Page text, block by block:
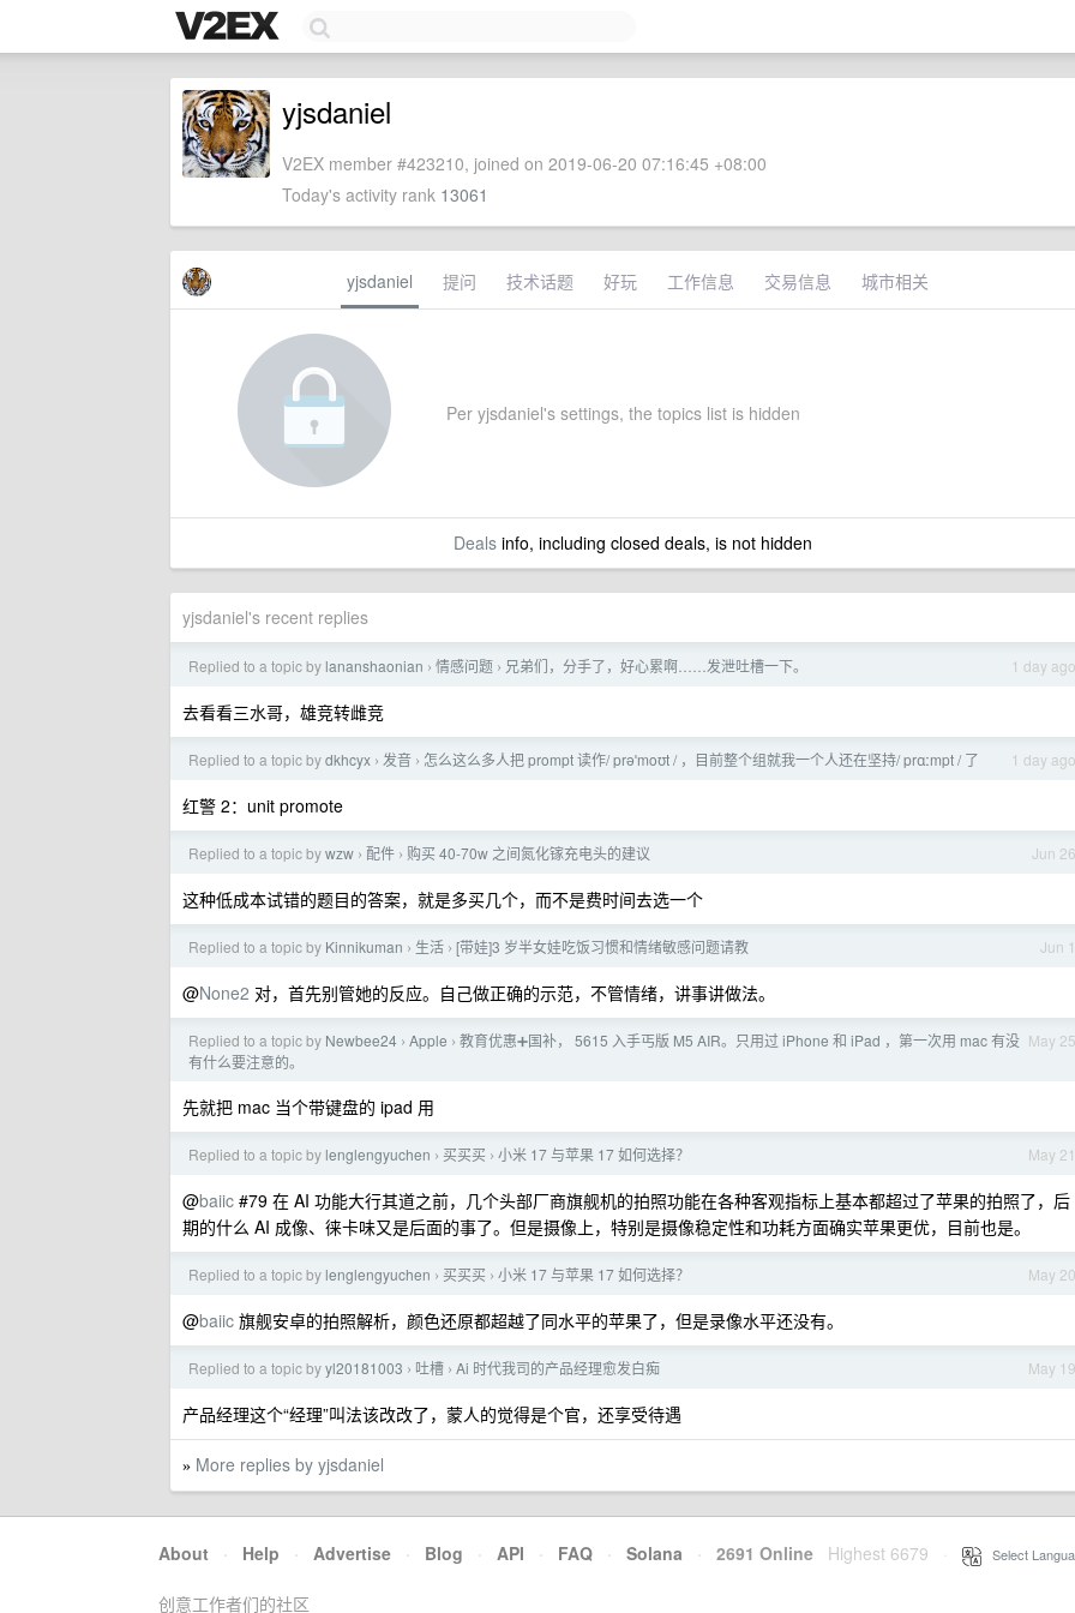
yjsdaniel
V2EX member #423210, joined on 2019-06-20 07:16:45 +08:00
Today's activity rank 13061
yjsdaniel 提问 技术话题 好玩 工作信息 交易信息 城市相关
Per yjsdaniel's settings, the topics list is hidden
Dealsinfo, including closed deals, is not hidden
yjsdaniel's recent replies
1 day ago
Replied to a topic by lananshaonian › 情感问题 › 兄弟们，分手了，好心累啊……发泄吐槽一下。
去看看三水哥，雄竞转雌竞
1 day ago
Replied to a topic bydkhcyx › 发音 › 怎么这么多人把 prompt 读作/ prəˈmoʊt / ，目前整个组就我一个人还在坚持/ prɑːmpt / 了
红警 2：unit promote
Jun 26
Replied to a topic bywzw › 配件 › 购买 40-70w 之间氮化镓充电头的建议
这种低成本试错的题目的答案，就是多买几个，而不是费时间去选一个
Jun 1
Replied to a topic by Kinnikuman › 生活 › [带娃]3 岁半女娃吃饭习惯和情绪敏感问题请教
@None2 对，首先别管她的反应。自己做正确的示范，不管情绪，讲事讲做法。
May 25
Replied to a topic by Newbee24 › Apple › 教育优惠➕国补， 5615 入手丐版 M5 AIR。只用过 iPhone 和 iPad ，第一次用 mac 有没
有什么要注意的。
先就把 mac 当个带键盘的 ipad 用
May 21
Replied to a topic by lenglengyuchen › 买买买 › 小米 17 与苹果 17 如何选择？
@baiic #79 在 AI 功能大行其道之前，几个头部厂商旗舰机的拍照功能在各种客观指标上基本都超过了苹果的拍照了，后
期的什么 AI 成像、徕卡味又是后面的事了。但是摄像上，特别是摄像稳定性和功耗方面确实苹果更优，目前也是。
May 20
Replied to a topic by lenglengyuchen › 买买买 › 小米 17 与苹果 17 如何选择？
@baiic 旗舰安卓的拍照解析，颜色还原都超越了同水平的苹果了，但是录像水平还没有。
May 19
Replied to a topic byyl20181003 › 吐槽 › Ai 时代我司的产品经理愈发白痴
产品经理这个“经理”叫法该改改了，蒙人的觉得是个官，还享受待遇
» More replies by yjsdaniel
About · Help · Advertise · Blog · API · FAQ · Solana · 2691 Online Highest 6679 Select
创意工作者们的社区